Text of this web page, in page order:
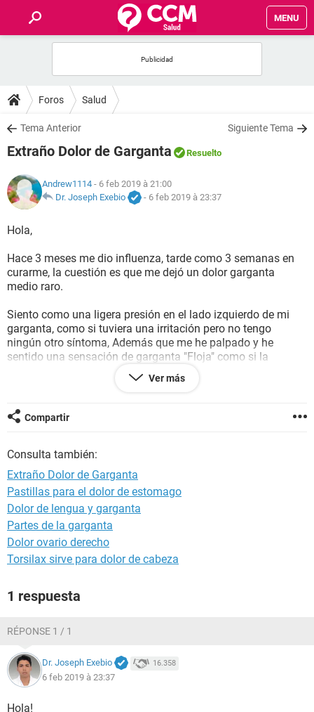
MENU
FORUMS
SALUD
NUTRICIÓN
BIENESTAR
SEXUALIDAD
Foros Salud
Tema Anterior Siguiente Tema
Extraño Dolor de Garganta Resuelto
Andrew1114 - 6 feb 2019 à 21:00
Dr. Joseph Exebio
- 6 feb 2019 à 23:37
Hola,
Hace 3 meses me dio influenza, tarde como 3 semanas en
curarme, la cuestión es que me dejó un dolor garganta
medio raro.
Siento como una ligera presión en el lado izquierdo de mi
garganta, como si tuviera una irritación pero no tengo
ningún otro síntoma, Además que me he palpado y he
sentido una sensación de garganta "Floja" como si la
manzana(nuez) se me hubiera fracturado y al presionar
No me duele al tragar
No tengo tos
Aunque noto la pared de mi garganta un poco cerrada y la
verdad es que ya comienzo a desesperarme, es un dolor que
permanece ahí, rara vez se me quita, pero regresa en el
trascurso del día
¿Que podría ser?
Ver más
Compartir
Consulta también:
Extraño Dolor de Garganta
Pastillas para el dolor de estomago
Dolor de lengua y garganta
Partes de la garganta
Dolor ovario derecho
Torsilax sirve para dolor de cabeza
1 respuesta
RÉPONSE 1 / 1
Dr. Joseph Exebio 16.358
6 feb 2019 à 23:37
Hola!